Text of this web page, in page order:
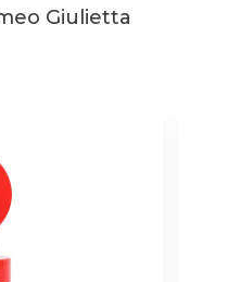
Giulietta